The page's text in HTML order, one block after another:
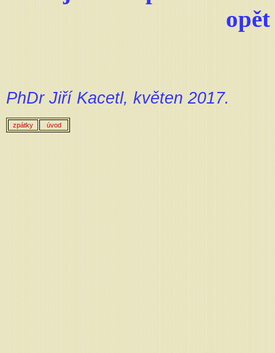
PhDr Jiří Kacetl, květen 2017.
zpátky úvod